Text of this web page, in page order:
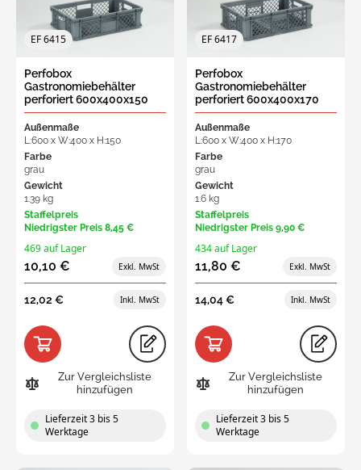
EF 6415
Perfobox
Gastronomiebehälter
perforiert 600x400x150
mm, 29L offener Griff
Außenmaße
L:600 x W:400 x H:150
Farbe
grau
Gewicht
1.39 kg
Staffelpreis
Niedrigster Preis 8,45 €
469 auf Lager
10,10 €
12,02 €
Zur Vergleichsliste
hinzufügen
Lieferzeit 3 bis 5
Werktage
EF 6417
Perfobox
Gastronomiebehälter
perforiert 600x400x170
mm, 33L offener Griff
Außenmaße
L:600 x W:400 x H:170
Farbe
grau
Gewicht
1.6 kg
Staffelpreis
Niedrigster Preis 9,90 €
434 auf Lager
11,80 €
14,04 €
Zur Vergleichsliste
hinzufügen
Lieferzeit 3 bis 5
Werktage